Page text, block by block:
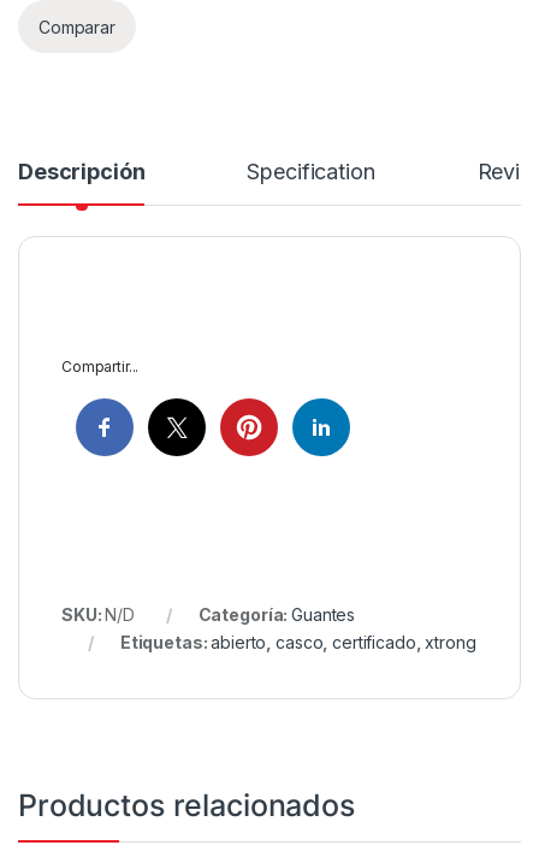
Comparar
Descripción Specification
Compartir...
SKU:N/D Categoría:Guantes
Etiquetas:abierto ,casco ,certificado ,xtrong
Productos relacionados